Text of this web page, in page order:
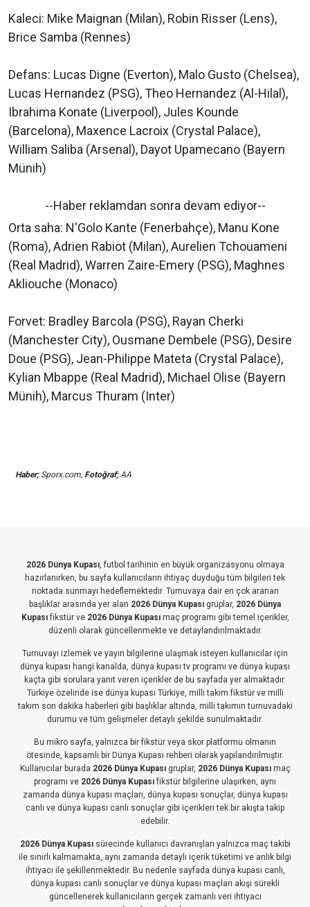
Kaleci: Mike Maignan (Milan), Robin Risser (Lens),
Brice Samba (Rennes)
Defans: Lucas Digne (Everton), Malo Gusto (Chelsea),
Lucas Hernandez (PSG), Theo Hernandez (Al-Hilal),
Ibrahima Konate (Liverpool), Jules Kounde
(Barcelona), Maxence Lacroix (Crystal Palace),
William Saliba (Arsenal), Dayot Upamecano (Bayern
Münih)
--Haber reklamdan sonra devam ediyor--
Orta saha: N'Golo Kante (Fenerbahçe), Manu Kone
(Roma), Adrien Rabiot (Milan), Aurelien Tchouameni
(Real Madrid), Warren Zaire-Emery (PSG), Maghnes
Akliouche (Monaco)
Forvet: Bradley Barcola (PSG), Rayan Cherki
(Manchester City), Ousmane Dembele (PSG), Desire
Doue (PSG), Jean-Philippe Mateta (Crystal Palace),
Kylian Mbappe (Real Madrid), Michael Olise (Bayern
Münih), Marcus Thuram (Inter)
Haber;Sporx.com, Fotoğraf;AA
2026 Dünya Kupası, futbol tarihinin en büyük organizasyonu olmaya
hazırlanırken, bu sayfa kullanıcıların ihtiyaç duyduğu tüm bilgileri tek
noktada sunmayı hedeflemektedir. Turnuvaya dair en çok aranan
başlıklar arasında yer alan 2026 Dünya Kupası gruplar, 2026 Dünya
Kupasıfikstür ve 2026 Dünya Kupasımaç programı gibi temel içerikler,
düzenli olarak güncellenmekte ve detaylandırılmaktadır.
Turnuvayı izlemek ve yayın bilgilerine ulaşmak isteyen kullanıcılar için
dünya kupası hangi kanalda, dünya kupası tv programı ve dünya kupası
kaçta gibi sorulara yanıt veren içerikler de bu sayfada yer almaktadır.
Türkiye özelinde ise dünya kupası Türkiye, milli takım fikstür ve milli
takım son dakika haberleri gibi başlıklar altında, milli takımın turnuvadaki
durumu ve tüm gelişmeler detaylı şekilde sunulmaktadır.
Bu mikro sayfa, yalnızca bir fikstür veya skor platformu olmanın
ötesinde, kapsamlı bir Dünya Kupası rehberi olarak yapılandırılmıştır.
Kullanıcılar burada 2026 Dünya Kupasıgruplar, 2026 Dünya Kupasımaç
programı ve 2026 Dünya Kupasıfikstür bilgilerine ulaşırken, aynı
zamanda dünya kupası maçları, dünya kupası sonuçlar, dünya kupası
canlı ve dünya kupası canlı sonuçlar gibi içerikleri tek bir akışta takip
edebilir.
2026 Dünya Kupasısürecinde kullanıcı davranışları yalnızca maç takibi
ile sınırlı kalmamakta, aynı zamanda detaylı içerik tüketimi ve anlık bilgi
ihtiyacı ile şekillenmektedir. Bu nedenle sayfada dünya kupası canlı,
dünya kupası canlı sonuçlar ve dünya kupası maçları akışı sürekli
güncellenerek kullanıcıların gerçek zamanlı veri ihtiyacı